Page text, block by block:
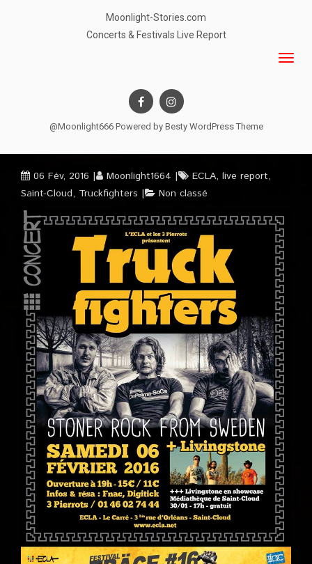
Moonlight-Stories.com
Concerts & Festivals Live Report
@Moonlight666 Powered by Besty WordPress Theme
06 Fév, 2016 Moonlight1664 ECLA, live report,
Saint-Cloud, Truckfighters Non classé